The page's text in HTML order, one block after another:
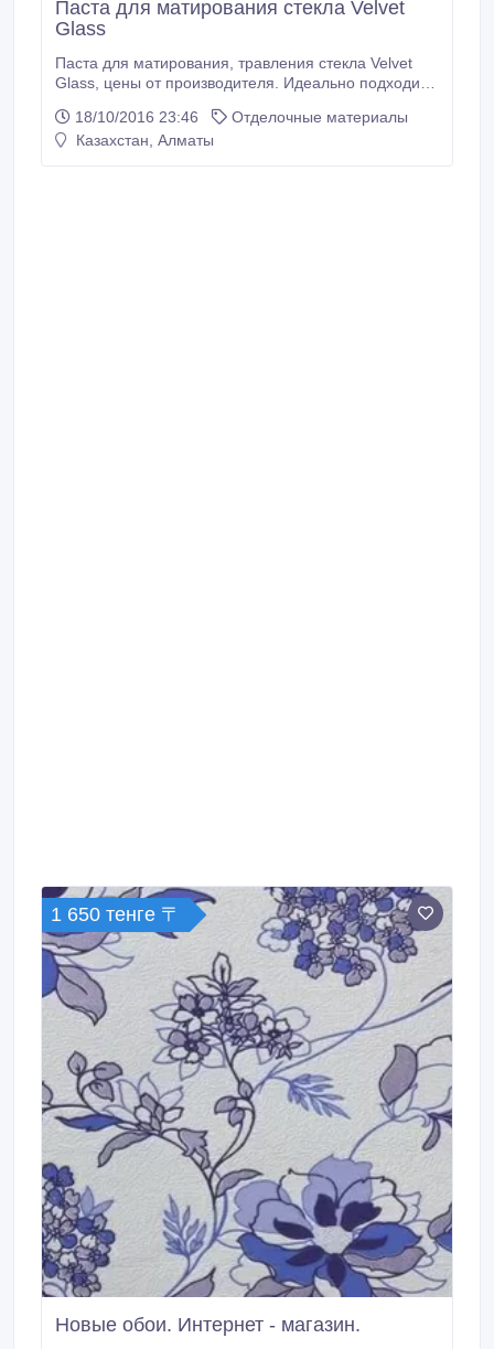
Паста для матирования стекла Velvet
Glass
Паста для матирования, травления стекла Velvet
Glass, цены от производителя. Идеально подходит
домашнего. Обработанная поверхность постой
становится матовой, гладкой, на ощупь похожей на
18/10/2016 23:46
Отделочные материалы
Казахстан, Алматы
1 650 тенге 〒
Новые обои. Интернет - магазин.